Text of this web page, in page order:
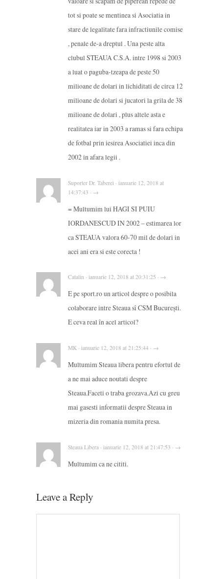
tot si poate se mentinea si Asociatia in
stare de legalitate fara infractiunile comise
, penale de-a dreptul . Una peste alta
clubul STEAUA C.S.A. intre 1998 si 2003
a luat o paguba-tzeapa de peste 50
milioane de dolari in lichiditati de circa 12
milioane de dolari si jucatori la grila de 38
milioane de dolari , plus altele asta e
realitatea iar in 2003 a ramas si fara echipa
de fotbal prin iesirea Asociatiei inca din
2002 in afara legii .
Suporter Dr. Taberei · ianuarie 12, 2018 at
14:37:43 · →
= Multumim lui HAGI SI PUIU
IORDANESCUD IN 2002 – estimarea lor
ca STEAUA valora 60-70 mil de dolari in
acei ani era si este corecta !
Catalin · ianuarie 12, 2018 at 20:31:25 · →
E pe sport.ro un articol despre o posibila
colaborare intre Steaua sî CSM București.
E ceva real în acel articol?
MK · ianuarie 12, 2018 at 21:25:44 · →
Multumim Steaua libera pentru efortul de
a ne mai aduce noutati despre
Steaua.Faceti o traba grozava.Azi cu greu
mai gasesti informatii despre Steaua in
mizeria din romania numita presa.
Steaua Libera · ianuarie 12, 2018 at 21:47:53 · →
Multumim ca ne cititi.
Leave a Reply